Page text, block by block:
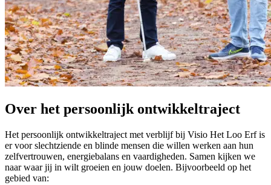
Over het persoonlijk ontwikkeltraject
Het persoonlijk ontwikkeltraject met verblijf bij Visio Het Loo Erf is
er voor slechtziende en blinde mensen die willen werken aan hun
zelfvertrouwen, energiebalans en vaardigheden. Samen kijken we
naar waar jij in wilt groeien en jouw doelen. Bijvoorbeeld op het
gebied van: